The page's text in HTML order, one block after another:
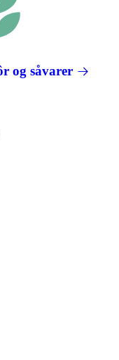
og såvarer